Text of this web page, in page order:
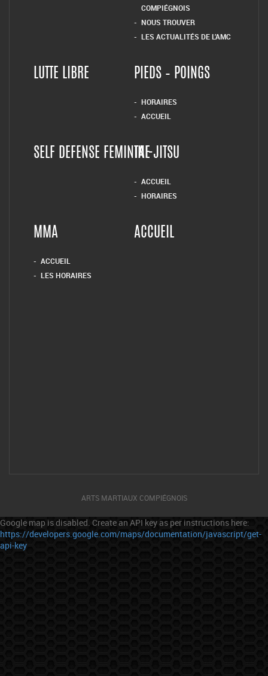
COMPIÉGNOIS
NOUS TROUVER
LES ACTUALITÉS DE L’AMC
LUTTE LIBRE PIEDS – POINGS
HORAIRES
ACCUEIL
SELF DEFENSE FEMININETAI-JITSU
ACCUEIL
HORAIRES
MMA
ACCUEIL
LES HORAIRES
ACCUEIL
ARTS MARTIAUX COMPIÉGNOIS
Google map is disabled. Create an API key as per instructions here:
https://developers.google.com/maps/documentation/javascript/get-
api-key